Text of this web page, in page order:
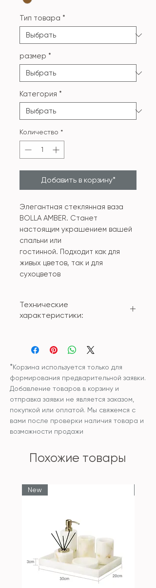
Тип товара *
размер *
Категория *
Количество *
Добавить в корзину*
Элегантная стеклянная ваза
BOLLA AMBER. Станет
настоящим украшением вашей
спальни или
гостинной. Подходит как для
живых цветов, так и для
сухоцветов
Технические
характеристики:
Размер: 13*18*9см
*Корзина используется только для
формирования предварительной заявки.
Добавление товаров в корзину и
отправка заявки не является заказом,
покупкой или оплатой. Мы свяжемся с
вами после проверки наличия товара и
возможности продажи
Похожие товары
New